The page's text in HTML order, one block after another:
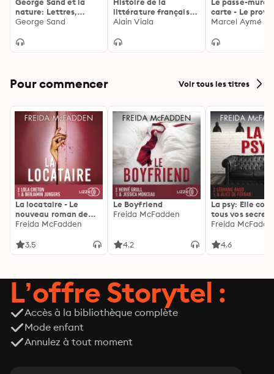
nature: Lettres,
contes, pensées
George Sand
littérature française
(Volume 2) - La
Alain Viala
carte - Le
La légende
Marcel Aymé
Pour commencer Voir tous les titres
La locataire - Le
nouveau roman de
l'autrice de La femme
Freida McFadden
3.5
Le Boyfriend
Freida McFadden
4.2
La psy: Elle
tous vos
découvrez les
Freida
4.6
L’offre Storytel :
Accès à la bibliothèque complète
Mode enfant
Annulez à tout moment